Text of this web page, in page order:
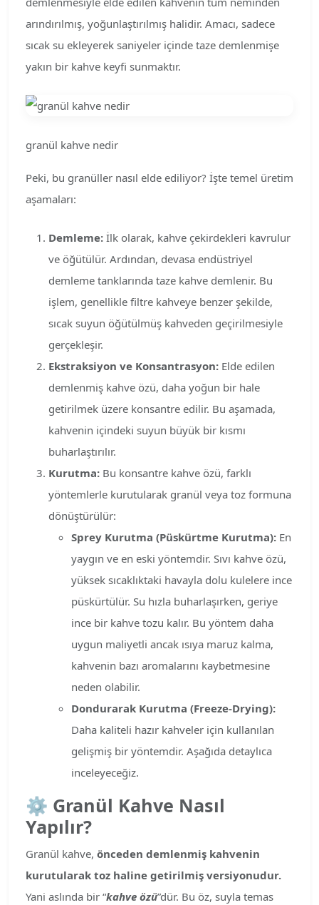
arındırılmış, yoğunlaştırılmış halidir. Amacı, sadece
sıcak su ekleyerek saniyeler içinde taze demlenmişe
yakın bir kahve keyfi sunmaktır.
granül kahve nedir
Peki, bu granüller nasıl elde ediliyor? İşte temel üretim
aşamaları:
Demleme: İlk olarak, kahve çekirdekleri kavrulur
ve öğütülür. Ardından, devasa endüstriyel
demleme tanklarında taze kahve demlenir. Bu
işlem, genellikle filtre kahveye benzer şekilde,
sıcak suyun öğütülmüş kahveden geçirilmesiyle
gerçekleşir.
Ekstraksiyon ve Konsantrasyon: Elde edilen
demlenmiş kahve özü, daha yoğun bir hale
getirilmek üzere konsantre edilir. Bu aşamada,
kahvenin içindeki suyun büyük bir kısmı
buharlaştırılır.
Kurutma: Bu konsantre kahve özü, farklı
yöntemlerle kurutularak granül veya toz formuna
dönüştürülür:
Sprey Kurutma (Püskürtme Kurutma): En
yaygın ve en eski yöntemdir. Sıvı kahve özü,
yüksek sıcaklıktaki havayla dolu kulelere ince
püskürtülür. Su hızla buharlaşırken, geriye
ince bir kahve tozu kalır. Bu yöntem daha
uygun maliyetli ancak ısıya maruz kalma,
kahvenin bazı aromalarını kaybetmesine
neden olabilir.
Dondurarak Kurutma (Freeze-Drying):
Daha kaliteli hazır kahveler için kullanılan
gelişmiş bir yöntemdir. Aşağıda detaylıca
inceleyeceğiz.
⚙️ Granül Kahve Nasıl
Yapılır?
Granül kahve, önceden demlenmiş kahvenin
kurutularak toz haline getirilmiş versiyonudur.
Yani aslında bir “kahve özü”dür. Bu öz, suyla temas